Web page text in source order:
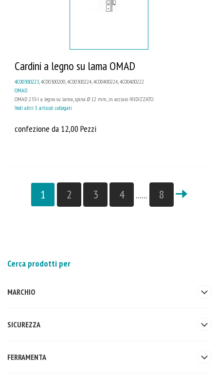
Cardini a legno su lama OMAD
4C00300223, 4C00300200, 4C00300224, 4C00400224, 4C00400222
OMAD
OMAD 233-I a legno su lama, spina Ø 12 mm, in acciaio IRIDIZZATO
Vedi altri 5 articoli collegati
confezione da 12,00 Pezzi
1 2 3 4 ...... 8
Cerca prodotti per
MARCHIO
SICUREZZA
FERRAMENTA